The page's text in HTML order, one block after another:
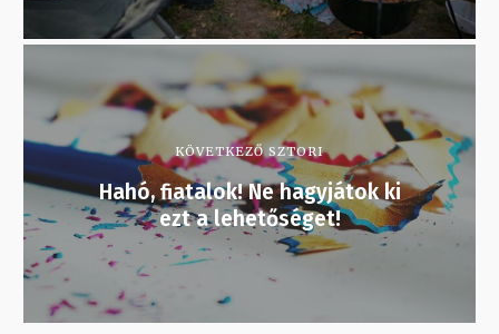
KÖVETKEZŐ SZTORI
Hahó, fiatalok! Ne hagyjátok ki
ezt a lehetőséget!